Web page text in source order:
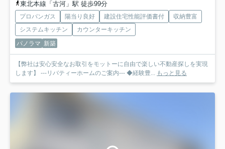
東北本線「古河」駅 徒歩99分
プロパンガス 陽当り良好 建設住宅性能評価書付
収納豊富
システムキッチン
カウンターキッチン
パノラマ 新築
【弊社は安心安全なお取引をモットーに自由で楽しい不動産探しを実現
します】 ---リバティーホームのご案内--- ◆経験豊...
もっと見る